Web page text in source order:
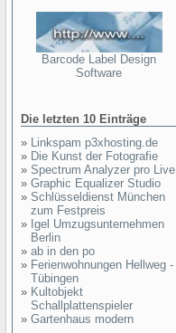
Barcode Label Design
Software
Die letzten 10 Einträge
» Linkspam p3xhosting.de
» Die Kunst der Fotografie
» Spectrum Analyzer pro Live
» Graphic Equalizer Studio
» Schlüsseldienst München
zum Festpreis
» Igel Umzugsunternehmen
Berlin
» ab in den po
» Ferienwohnungen Hellweg -
Tübingen
» Kultobjekt
Schallplattenspieler
» Gartenhaus modern